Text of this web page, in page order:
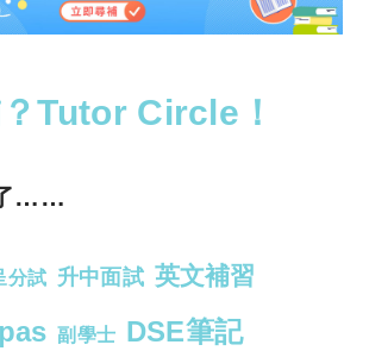
Tutor Circle！
……
分試 升中面試 英文補習
副學士 DSE筆記